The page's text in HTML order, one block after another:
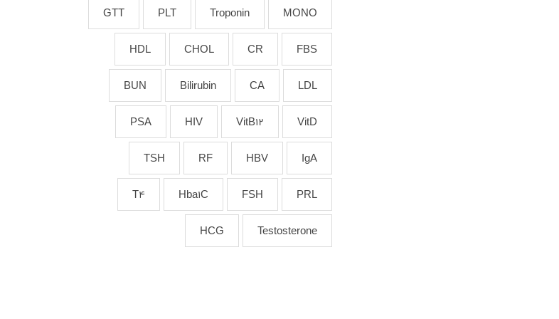
MONO
Troponin
PLT
GTT
FBS
CR
CHOL
HDL
LDL
CA
Bilirubin
BUN
VitD
VitB12
HIV
PSA
IgA
HBV
RF
TSH
PRL
FSH
Hba1C
T4
Testosterone
HCG